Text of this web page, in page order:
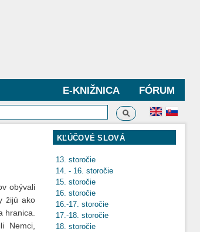
FÓRUM
E-KNIŽNICA
Vyhľadávanie
obývali
žijú ako
hranica.
Nemci,
KĽÚČOVÉ SLOVÁ
13. storočie
14. - 16. storočie
15. storočie
16. storočie
16.-17. storočie
17.-18. storočie
18. storočie